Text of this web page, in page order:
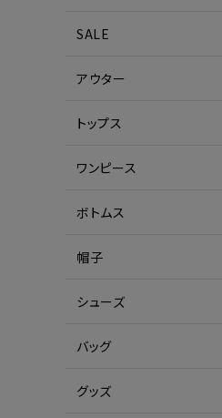
SALE
アウター
トップス
ワンピース
ボトムス
帽子
シューズ
バッグ
グッズ